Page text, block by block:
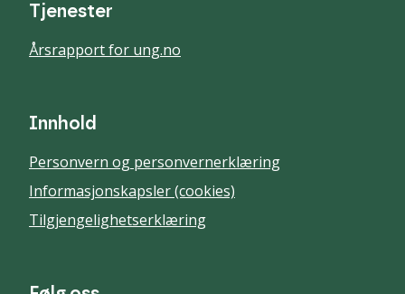
Tjenester
Årsrapport for ung.no
Innhold
Personvern og personvernerklæring
Informasjonskapsler (cookies)
Tilgjengelighetserklæring